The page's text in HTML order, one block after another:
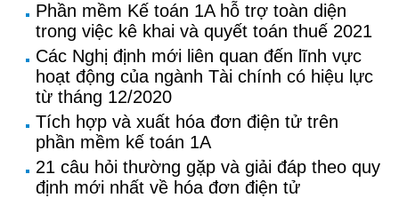
Phần mềm Kế toán 1A hỗ trợ toàn diện
trong việc kê khai và quyết toán thuế 2021
Các Nghị định mới liên quan đến lĩnh vực
hoạt động của ngành Tài chính có hiệu lực
từ tháng 12/2020
Tích hợp và xuất hóa đơn điện tử trên
phần mềm kế toán 1A
21 câu hỏi thường gặp và giải đáp theo quy
định mới nhất về hóa đơn điện tử